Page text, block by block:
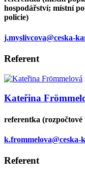
hospodářství; místní
policie)
j.myslivcova@ceska-
Referent
Kateřina
referentka (rozpočtové
k.frommelova@ceska-
Referent